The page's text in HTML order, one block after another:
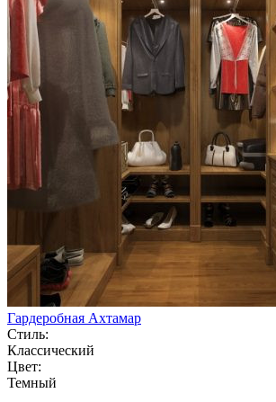
Гардеробная Ахтамар
Стиль:
Классический
Цвет:
Темный